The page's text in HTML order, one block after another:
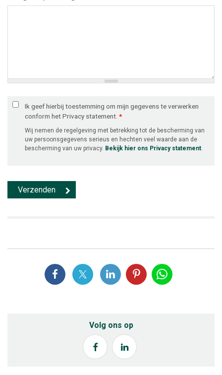
Ik geef hierbij toestemming om mijn gegevens te verwerken
conform het Privacy statement. *
Wij nemen de regelgeving met betrekking tot de bescherming van
uw persoonsgegevens serieus en hechten veel waarde aan de
bescherming van uw privacy. Bekijk hier ons Privacy statement.
Volg ons op